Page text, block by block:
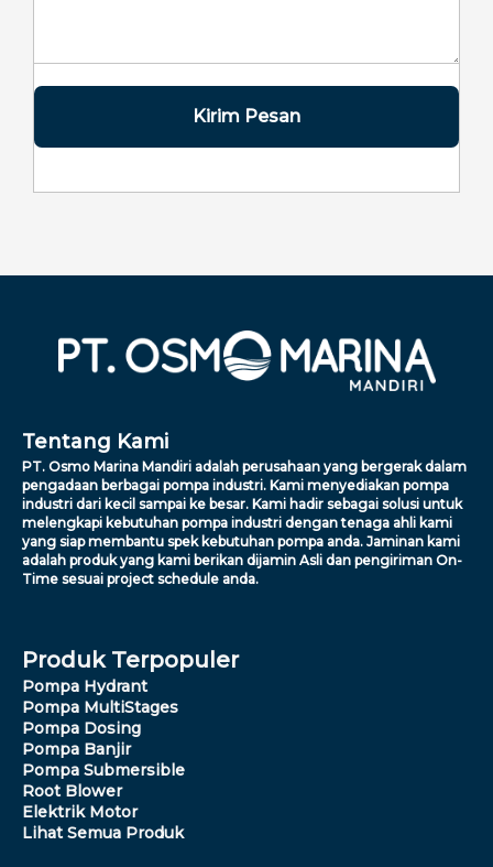
Kirim Pesan
Tentang Kami
PT. Osmo Marina Mandiri adalah perusahaan yang bergerak dalam
pengadaan berbagai pompa industri. Kami menyediakan pompa
industri dari kecil sampai ke besar. Kami hadir sebagai solusi untuk
melengkapi kebutuhan pompa industri dengan tenaga ahli kami
yang siap membantu spek kebutuhan pompa anda. Jaminan kami
adalah produk yang kami berikan dijamin Asli dan pengiriman On-
Time sesuai project schedule anda.
Produk Terpopuler
Pompa Hydrant
Pompa MultiStages
Pompa Dosing
Pompa Banjir
Pompa Submersible
Root Blower
Elektrik Motor
Lihat Semua Produk